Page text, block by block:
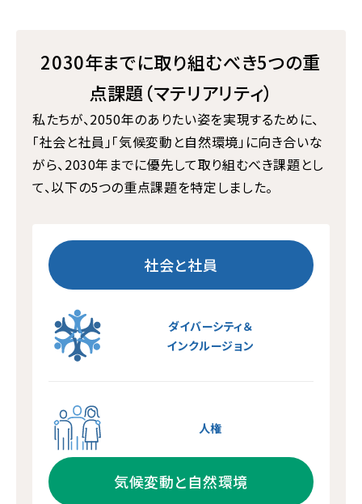
2030年までに取り組むべき5つの重
点課題 （マテリアリティ）
私たちが、2050年のありたい姿を実現するために、
「社会と社員」「気候変動と自然環境」に向き合いな
がら、2030年までに優先して取り組むべき課題とし
て、以下の5つの重点課題を特定しました。
社会と社員
ダイバーシティ＆
インクルージョン
人権
気候変動と自然環境